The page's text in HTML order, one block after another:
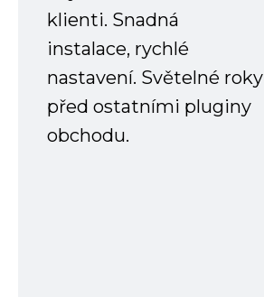
klienti. Snadná
instalace, rychlé
nastavení. Světelné roky
před ostatními pluginy
obchodu.